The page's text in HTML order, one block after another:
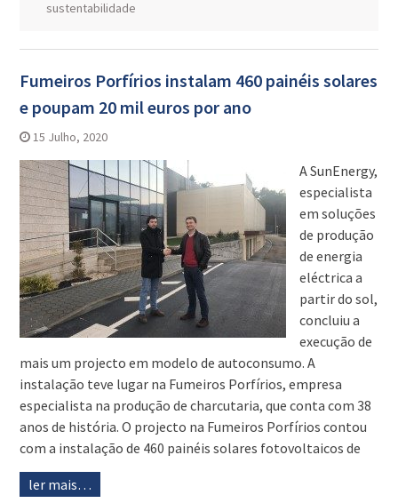
sustentabilidade
Fumeiros Porfírios instalam 460 painéis solares
e poupam 20 mil euros por ano
15 Julho, 2020
A SunEnergy,
especialista
em soluções
de produção
de energia
eléctrica a
partir do sol,
concluiu a
execução de
mais um projecto em modelo de autoconsumo. A
instalação teve lugar na Fumeiros Porfírios, empresa
especialista na produção de charcutaria, que conta com 38
anos de história. O projecto na Fumeiros Porfírios contou
com a instalação de 460 painéis solares fotovoltaicos de
ler mais…